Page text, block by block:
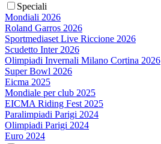
Speciali
Mondiali 2026
Roland Garros 2026
Sportmediaset Live Riccione 2026
Scudetto Inter 2026
Olimpiadi Invernali Milano Cortina 2026
Super Bowl 2026
Eicma 2025
Mondiale per club 2025
EICMA Riding Fest 2025
Paralimpiadi Parigi 2024
Olimpiadi Parigi 2024
Euro 2024